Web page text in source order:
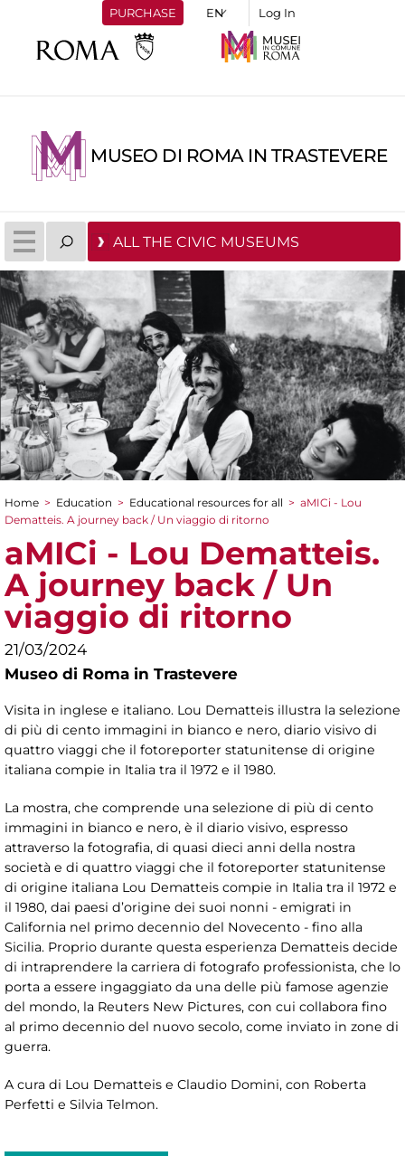
PURCHASE Log In
MUSEO DI ROMA IN TRASTEVERE
ALL THE CIVIC MUSEUMS
You are here
Home > Education > Educational resources for all > aMICi - Lou
Dematteis. A journey back / Un viaggio di ritorno
aMICi - Lou Dematteis.
A journey back / Un
viaggio di ritorno
21/03/2024
Museo di Roma in Trastevere
Visita in inglese e italiano. Lou Dematteis illustra la selezione
di più di cento immagini in bianco e nero, diario visivo di
quattro viaggi che il fotoreporter statunitense di origine
italiana compie in Italia tra il 1972 e il 1980.
La mostra, che comprende una selezione di più di cento
immagini in bianco e nero, è il diario visivo, espresso
attraverso la fotografia, di quasi dieci anni della nostra
società e di quattro viaggi che il fotoreporter statunitense
di origine italiana Lou Dematteis compie in Italia tra il 1972 e
il 1980, dai paesi d’origine dei suoi nonni - emigrati in
California nel primo decennio del Novecento - fino alla
Sicilia. Proprio durante questa esperienza Dematteis decide
di intraprendere la carriera di fotografo professionista, che lo
porta a essere ingaggiato da una delle più famose agenzie
del mondo, la Reuters New Pictures, con cui collabora fino
al primo decennio del nuovo secolo, come inviato in zone di
guerra.
A cura di Lou Dematteis e Claudio Domini, con Roberta
Perfetti e Silvia Telmon.